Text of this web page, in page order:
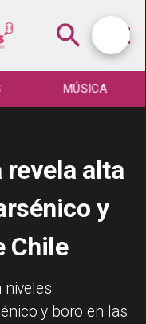
MÚSICA
revela alta
y
Chile
niveles
y boro en las